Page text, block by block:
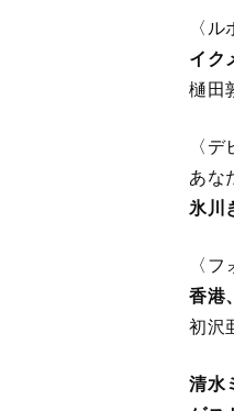
〈
イク
樋田
〈
あな
氷川
〈
香港
初沢
清水